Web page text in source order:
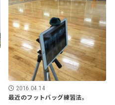
2016.04.14
最近のフットバッグ練習法。